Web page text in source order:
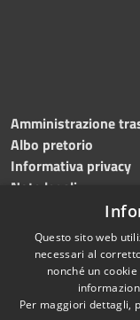
Amministrazione
Albo pretorio
Informativa privacy
Note legali
Dichiarazione di
Accessibilità
Questo sito web
necessari al
nonché un
Per maggiori dettagli,